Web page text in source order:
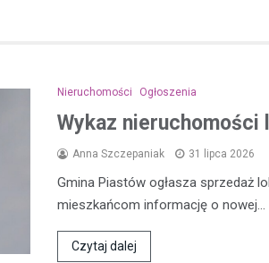
Nieruchomości Ogłoszenia
Wykaz nieruchomości
Anna Szczepaniak 31 lipca 2026
Gmina Piastów ogłasza sprzedaż
mieszkańcom informację o nowej…
Czytaj dalej